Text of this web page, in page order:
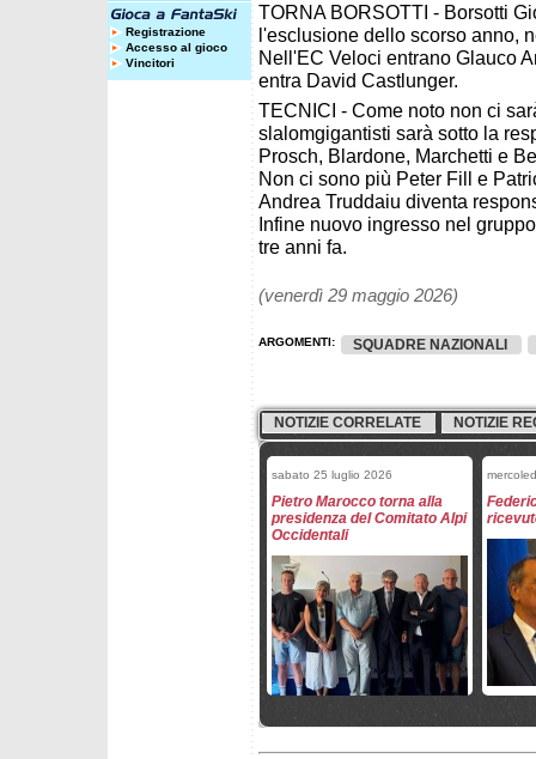
Registrazione
Accesso al gioco
Vincitori
TORNA BORSOTTI - Borsotti
l'esclusione dello scorso anno,
Nell'EC Veloci entrano Glauco
entra David Castlunger.
TECNICI - Come noto non ci
slalomgigantisti sarà sotto la
Prosch, Blardone, Marchetti e
Non ci sono più Peter Fill e
Andrea Truddaiu diventa
Infine nuovo ingresso nel
tre anni fa.
(venerdì 29 maggio 2026)
ARGOMENTI: SQUADRE NAZIONALI
NOTIZIE CORRELATE NOTIZIE
sabato 25 luglio 2026
Pietro Marocco torna alla
presidenza del Comitato Alpi
Occidentali